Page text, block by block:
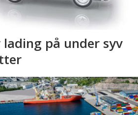
lading på under syv